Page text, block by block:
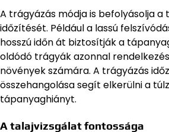
A trágyázás módja is befolyásolja a
időzítését. Például a lassú
hosszú időn át biztosítják a
oldódó trágyák azonnal
növények számára. A trágyázás
összehangolása segít elkerülni a
tápanyaghiányt.
A talajvizsgálat fontossága